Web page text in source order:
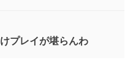
プレイが堪らんわ